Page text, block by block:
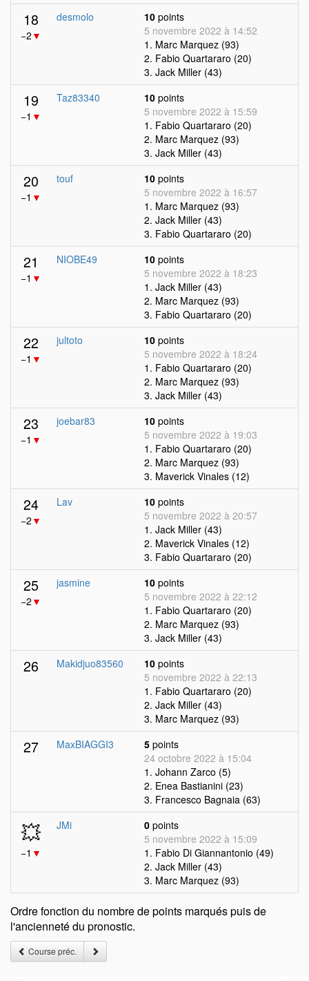
18
−2 ▼
desmolo 10 points
5 novembre 2022 à 14:52
1. Marc Marquez (93)
2. Fabio Quartararo (20)
3. Jack Miller (43)
19
−1 ▼
Taz83340 10 points
5 novembre 2022 à 15:59
1. Fabio Quartararo (20)
2. Marc Marquez (93)
3. Jack Miller (43)
20
−1 ▼
touf 10 points
5 novembre 2022 à 16:57
1. Marc Marquez (93)
2. Jack Miller (43)
3. Fabio Quartararo (20)
21
−1 ▼
NIOBE49 10 points
5 novembre 2022 à 18:23
1. Jack Miller (43)
2. Marc Marquez (93)
3. Fabio Quartararo (20)
22
−1 ▼
jultoto 10 points
5 novembre 2022 à 18:24
1. Fabio Quartararo (20)
2. Marc Marquez (93)
3. Jack Miller (43)
23
−1 ▼
joebar83 10 points
5 novembre 2022 à 19:03
1. Fabio Quartararo (20)
2. Marc Marquez (93)
3. Maverick Vinales (12)
24
−2 ▼
Lav 10 points
5 novembre 2022 à 20:57
1. Jack Miller (43)
2. Maverick Vinales (12)
3. Fabio Quartararo (20)
25
−2 ▼
jasmine 10 points
5 novembre 2022 à 22:12
1. Fabio Quartararo (20)
2. Marc Marquez (93)
3. Jack Miller (43)
26 Makidjuo83560 10 points
5 novembre 2022 à 22:13
1. Fabio Quartararo (20)
2. Jack Miller (43)
3. Marc Marquez (93)
27 MaxBIAGGI3 5 points
24 octobre 2022 à 15:04
1. Johann Zarco (5)
2. Enea Bastianini (23)
3. Francesco Bagnaia (63)
💥
−1 ▼
JMi 0 points
5 novembre 2022 à 15:09
1. Fabio Di Giannantonio (49)
2. Jack Miller (43)
3. Marc Marquez (93)
Ordre fonction du nombre de points marqués puis de
l'ancienneté du pronostic.
Course préc.